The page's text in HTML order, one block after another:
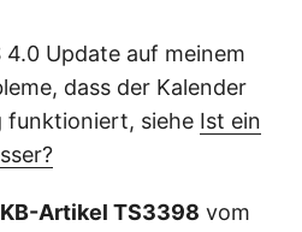
Update auf meinem
dass der Kalender
siehe Ist ein
KB-Artikel TS3398 vom